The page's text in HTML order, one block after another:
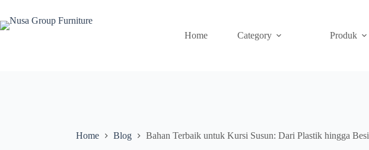
Home Category Produk
Home Blog Bahan Terbaik untuk Kursi Susun: Dari Plastik hingga Besi